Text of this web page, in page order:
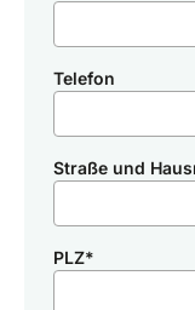
Telefon
Straße und
PLZ*